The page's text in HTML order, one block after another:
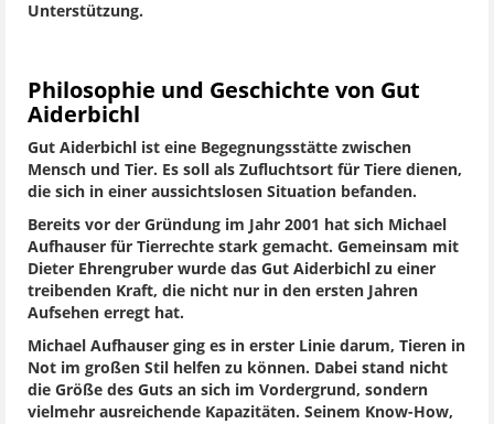
Unterstützung.
Philosophie und Geschichte von Gut
Aiderbichl
Gut Aiderbichl ist eine Begegnungsstätte zwischen
Mensch und Tier. Es soll als Zufluchtsort für Tiere dienen,
die sich in einer aussichtslosen Situation befanden.
Bereits vor der Gründung im Jahr 2001 hat sich Michael
Aufhauser für Tierrechte stark gemacht. Gemeinsam mit
Dieter Ehrengruber wurde das Gut Aiderbichl zu einer
treibenden Kraft, die nicht nur in den ersten Jahren
Aufsehen erregt hat.
Michael Aufhauser ging es in erster Linie darum, Tieren in
Not im großen Stil helfen zu können. Dabei stand nicht
die Größe des Guts an sich im Vordergrund, sondern
vielmehr ausreichende Kapazitäten. Seinem Know-How,